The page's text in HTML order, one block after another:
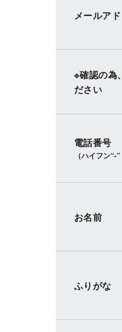
メールア
※確認の為
ださい
電話番号
（ハイフン“-
お名前
ふりがな